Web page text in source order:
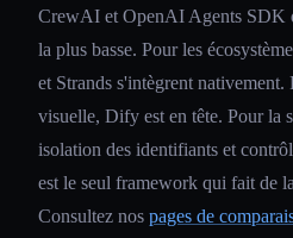
CrewAI et OpenAI Agents SDK
la plus basse. Pour les
et Strands s'intègrent nativement.
visuelle, Dify est en tête. Pour la
isolation des identifiants et
est le seul framework qui fait de
Consultez nos pages de